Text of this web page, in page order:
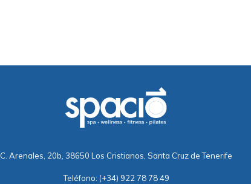
C. Arenales, 20b, 38650 Los Cristianos, Santa Cruz de Tenerife
Teléfono: (+34) 922 78 78 49